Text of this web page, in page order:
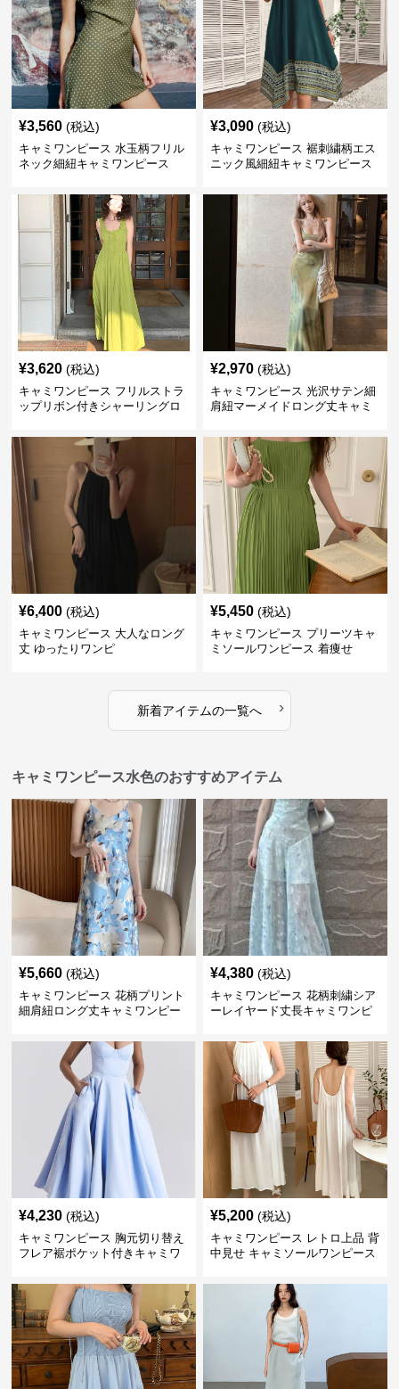
¥3,560 (税込)
キャミワンピース 水玉柄フリル
ネック細紐キャミワンピース
¥3,090 (税込)
キャミワンピース 裾刺繍柄エス
ニック風細紐キャミワンピース
¥3,620 (税込)
キャミワンピース フリルストラ
ップリボン付きシャーリングロ
ン
¥2,970 (税込)
キャミワンピース 光沢サテン細
肩紐マーメイドロング丈キャミ
¥6,400 (税込)
キャミワンピース 大人なロング
丈 ゆったりワンピ
¥5,450 (税込)
キャミワンピース プリーツキャ
ミソールワンピース 着痩せ
新着アイテムの一覧へ ›
キャミワンピース水色のおすすめアイテム
¥5,660 (税込)
キャミワンピース 花柄プリント
細肩紐ロング丈キャミワンピー
¥4,380 (税込)
キャミワンピース 花柄刺繍シア
ーレイヤード丈長キャミワンピ
¥4,230 (税込)
キャミワンピース 胸元切り替え
フレア裾ポケット付きキャミワ
¥5,200 (税込)
キャミワンピース レトロ上品 背
中見せ キャミソールワンピース